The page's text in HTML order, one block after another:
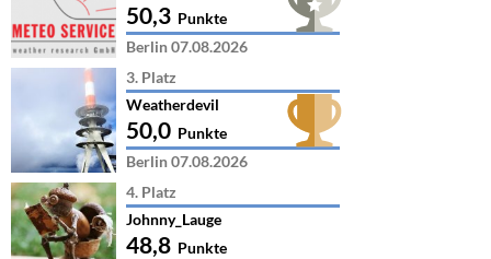
50,3 Punkte
Berlin 07.08.2026
3. Platz
Weatherdevil
50,0 Punkte
Berlin 07.08.2026
4. Platz
Johnny_Lauge
48,8 Punkte